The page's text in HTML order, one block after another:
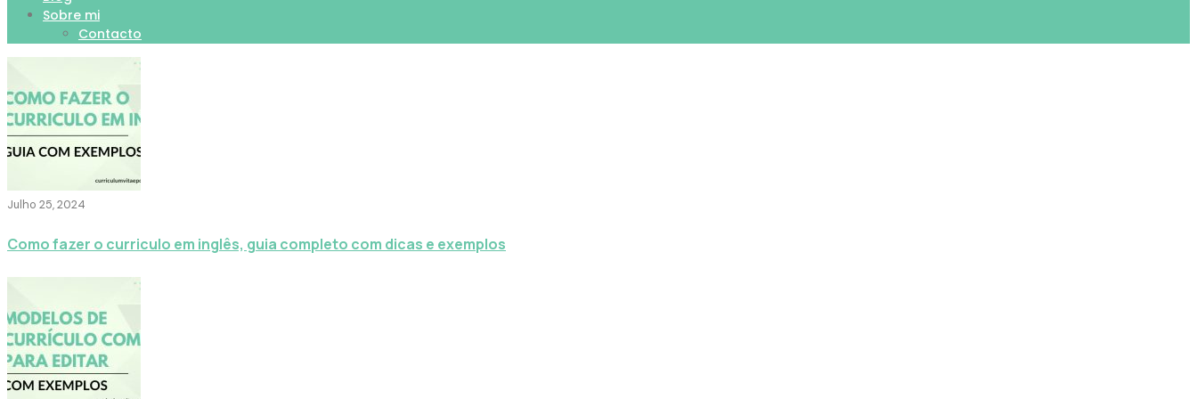
Sobre mi
Contacto
Julho 25, 2024
Como fazer o curriculo em inglês, guia completo com dicas e exemplos